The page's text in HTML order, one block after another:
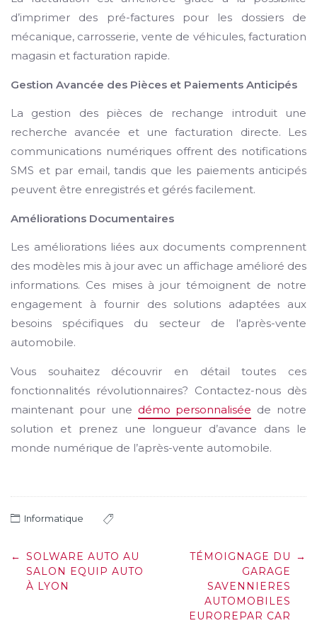
d’imprimer des pré-factures pour les dossiers de
mécanique, carrosserie, vente de véhicules, facturation
magasin et facturation rapide.
Gestion Avancée des Pièces et Paiements Anticipés
La gestion des pièces de rechange introduit une
recherche avancée et une facturation directe. Les
communications numériques offrent des notifications
SMS et par email, tandis que les paiements anticipés
peuvent être enregistrés et gérés facilement.
Améliorations Documentaires
Les améliorations liées aux documents comprennent
des modèles mis à jour avec un affichage amélioré des
informations. Ces mises à jour témoignent de notre
engagement à fournir des solutions adaptées aux
besoins spécifiques du secteur de l’après-vente
automobile.
Vous souhaitez découvrir en détail toutes ces
fonctionnalités révolutionnaires? Contactez-nous dès
maintenant pour une démo personnalisée de notre
solution et prenez une longueur d’avance dans le
monde numérique de l’après-vente automobile.
Informatique
Post
navigation
← SOLWARE AUTO AU
SALON EQUIP AUTO
À LYON
TÉMOIGNAGE DU
GARAGE
SAVENNIERES
AUTOMOBILES
EUROREPAR CAR
→